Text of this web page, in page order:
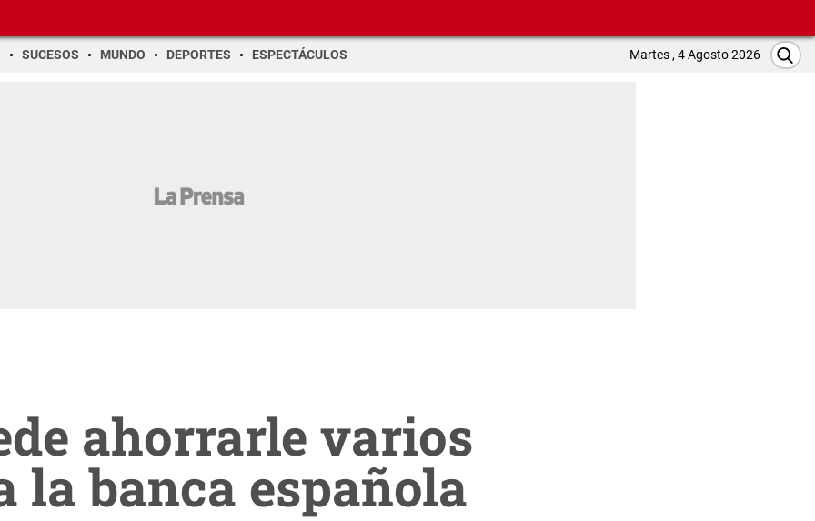
SUCESOS MUNDO DEPORTES ESPECTÁCULOS Martes , 4 Agosto 2026
ahorrarle varios
la banca española